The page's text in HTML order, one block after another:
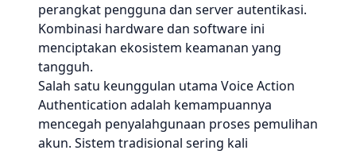
perangkat pengguna dan server autentikasi.
Kombinasi hardware dan software ini
menciptakan ekosistem keamanan yang
tangguh.
Salah satu keunggulan utama Voice Action
Authentication adalah kemampuannya
mencegah penyalahgunaan proses pemulihan
akun. Sistem tradisional sering kali